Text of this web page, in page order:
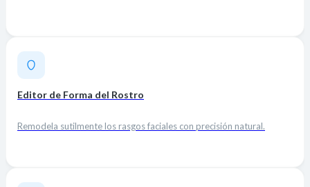
Editor de Forma del Rostro
Remodela sutilmente los rasgos faciales con precisión natural.